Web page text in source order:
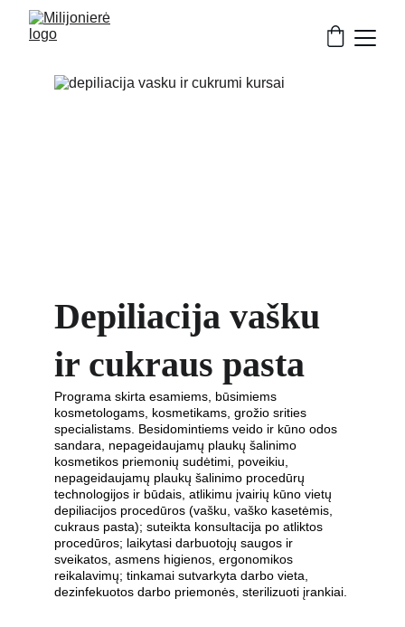
Depiliacija vašku
ir cukraus pasta
Programa skirta esamiems, būsimiems
kosmetologams, kosmetikams, grožio srities
specialistams. Besidomintiems veido ir kūno odos
sandara, nepageidaujamų plaukų šalinimo
kosmetikos priemonių sudėtimi, poveikiu,
nepageidaujamų plaukų šalinimo procedūrų
technologijos ir būdais, atlikimu įvairių kūno vietų
depiliacijos procedūros (vašku, vaško kasetėmis,
cukraus pasta); suteikta konsultacija po atliktos
procedūros; laikytasi darbuotojų saugos ir
sveikatos, asmens higienos, ergonomikos
reikalavimų; tinkamai sutvarkyta darbo vieta,
dezinfekuotos darbo priemonės, sterilizuoti įrankiai.